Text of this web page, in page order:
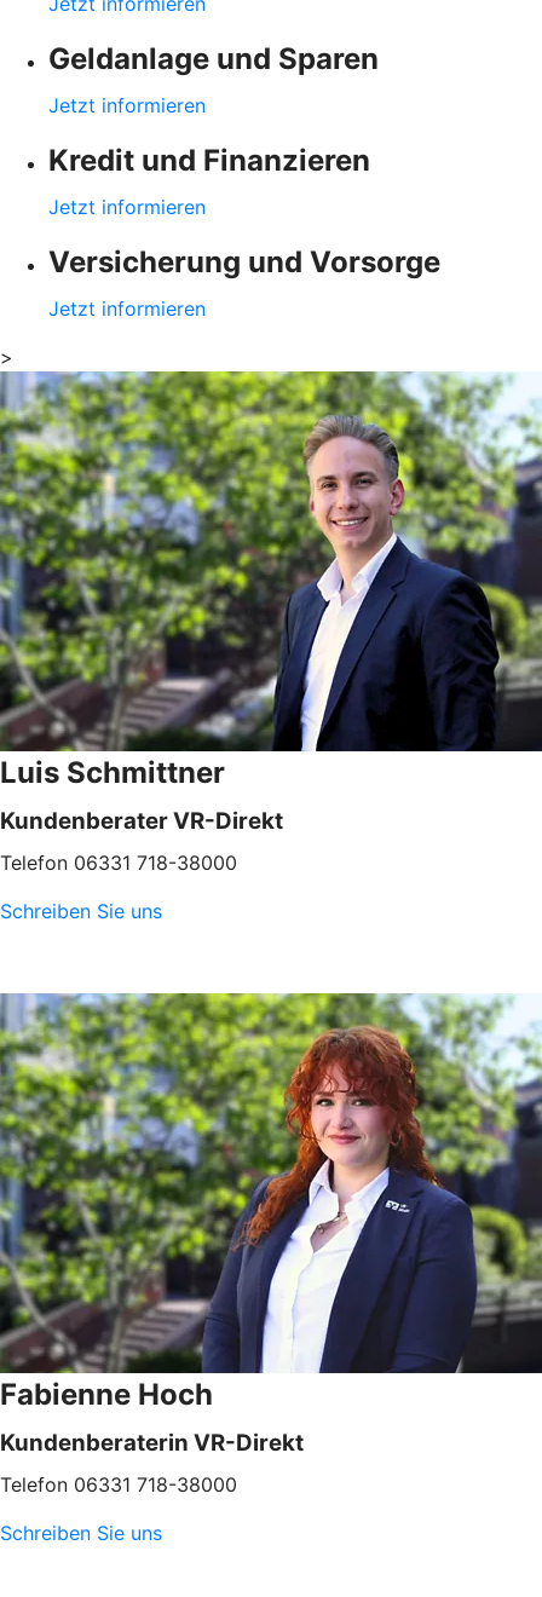
Geldanlage und Sparen
Jetzt informieren
Kredit und Finanzieren
Jetzt informieren
Versicherung und Vorsorge
Jetzt informieren
>
Luis Schmittner
Kundenberater VR-Direkt
Telefon 06331 718-38000
Schreiben Sie uns
Fabienne Hoch
Kundenberaterin VR-Direkt
Telefon 06331 718-38000
Schreiben Sie uns